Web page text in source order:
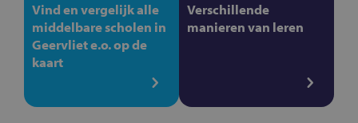
Vind en vergelijk alle
middelbare scholen in
Geervliet e.o. op de
kaart
Verschillende
manieren van leren